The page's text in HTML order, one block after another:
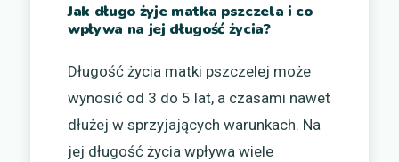
Jak długo żyje matka pszczela i co
wpływa na jej długość życia?
Długość życia matki pszczelej może
wynosić od 3 do 5 lat, a czasami nawet
dłużej w sprzyjających warunkach. Na
jej długość życia wpływa wiele